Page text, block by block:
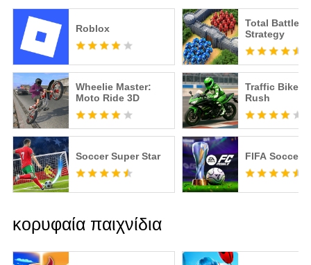
Roblox
Total Battle:
Strategy
Wheelie Master:
Moto Ride 3D
Traffic Bike
Rush
Soccer Super Star FIFA Soccer
κορυφαία παιχνίδια